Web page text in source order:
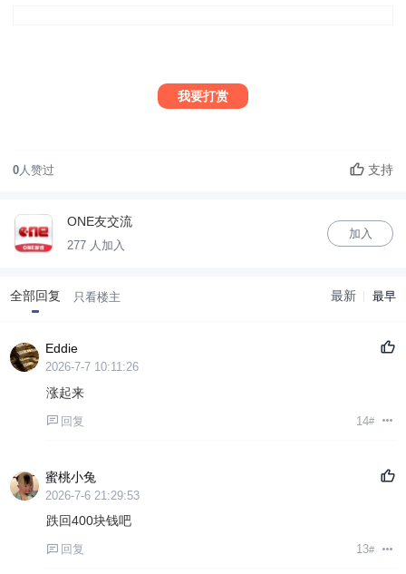
我要打赏
0 人赞过 支持
ONE友交流
277 人加入
加入
全部回复 只看楼主 最新 最早
Eddie
2026-7-7 10:11:26
涨起来
回复 14#
蜜桃小兔
2026-7-6 21:29:53
跌回400块钱吧
回复 13#